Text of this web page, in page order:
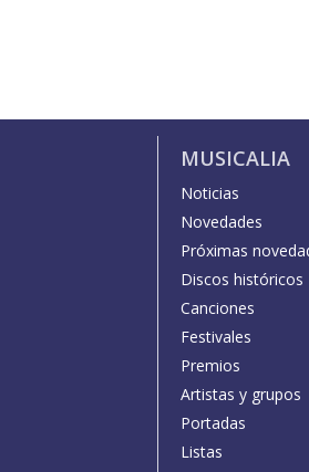
MUSICALIA
Noticias
Novedades
Próximas
Discos históricos
Canciones
Festivales
Premios
Artistas y grupos
Portadas
Listas